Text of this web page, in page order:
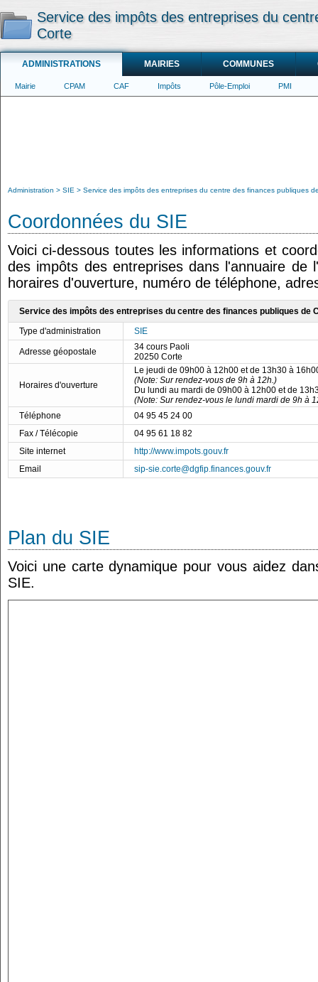
Service des impôts des entreprises du
Corte
ADMINISTRATIONS MAIRIES COMMUNES
Mairie CPAM CAF Impôts Pôle-Emploi PMI
Administration SIE Service des impôts des entreprises du centre des finances publiques
Coordonnées du SIE
Voici ci-dessous toutes les informations et
des impôts des entreprises dans l'annuaire de
horaires d'ouverture, numéro de téléphone,
Service des impôts des entreprises du centre des finances publiques de
Type d'administration
SIE
Adresse géopostale
34 cours Paoli
20250 Corte
Horaires d'ouverture
Le jeudi de 09h00 à 12h00 et de 13h30 à
(Note: Sur rendez-vous de 9h à 12h.)
Du lundi au mardi de 09h00 à 12h00 et de
(Note: Sur rendez-vous le lundi mardi de 9h à
Téléphone
04 95 45 24 00
Fax / Télécopie
04 95 61 18 82
Site internet
http://www.impots.gouv.fr
Email
sip-sie.corte@dgfip.finances.gouv.fr
Plan du SIE
Voici une carte dynamique pour vous aidez
SIE.